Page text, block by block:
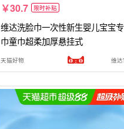
30.7 限时补贴
维达洗脸巾一次性新生婴儿宝宝
巾童巾超柔加厚悬挂式
天猫好物 维